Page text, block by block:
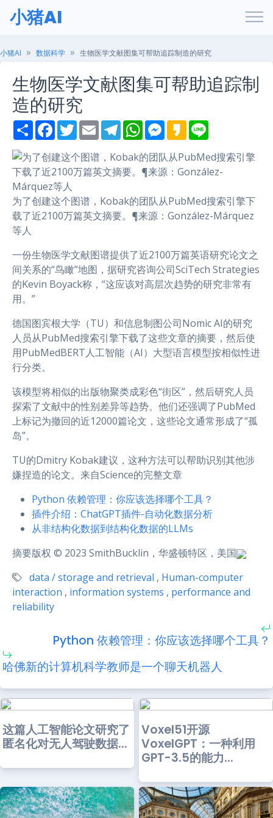
小猪AI
小猪AI 数据科学 生物医学文献图集可帮助追踪制造的研究
生物医学文献图集可帮助追踪制
造的研究
S
h
r
e
F
a
e
b
o
o
k
T
w
t
e
E
m
i
l
T
e
e
g
r
W
h
t
s
A
p
M
e
s
e
n
e
r
K
a
a
o
e
为了创建这个图谱，Kobak的团队从PubMed搜索引擎下
载了近2100万篇英文摘要。¶来源：González-Márquez
等人
一份生物医学文献图谱提供了近2100万篇英语研究论文之
间关系的“鸟瞰”地图，据研究咨询公司SciTech Strategies
的Kevin Boyack称，“这应该对高层次趋势的研究非常有
用。”
德国图宾根大学（TU）和信息制图公司Nomic AI的研究
人员从PubMed搜索引擎下载了这些文章的摘要，然后使
用PubMedBERT人工智能（AI）大型语言模型按相似性进
行分类。
该模型将相似的出版物聚类成彩色“街区”，然后研究人员
探索了文献中的性别差异等趋势。他们还强调了PubMed
上标记为撤回的近12000篇论文，这些论文通常形成了“孤
岛”。
TU的Dmitry Kobak建议，这种方法可以帮助识别其他涉
嫌捏造的论文。来自Science的完整文章
Python 依赖管理：你应该选择哪个工具？
插件介绍：ChatGPT插件-自动化数据分析
从非结构化数据到结构化数据的LLMs
摘要版权 © 2023 SmithBucklin，华盛顿特区，美国
data / storage and retrieval , Human-computer
interaction , information systems , performance and
reliability
Python 依赖管理：你应该选择哪个工具？
哈佛新的计算机科学教师是一个聊天机器人
这篇人工智能论文研究了
匿名化对无人驾驶数据...
Voxel51开源
VoxelGPT：一种利用
GPT-3.5的能力...